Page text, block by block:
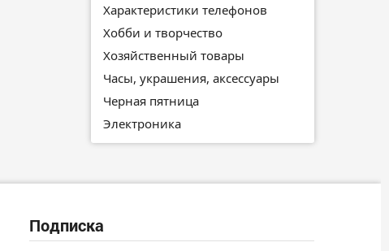
Характеристики телефонов
Хобби и творчество
Хозяйственный товары
Часы, украшения, аксессуары
Черная пятница
Электроника
Подписка